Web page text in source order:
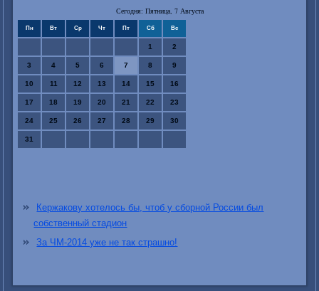
Сегодня: Пятница, 7 Августа
Пн Вт Ср Чт Пт Сб Вс
1 2
3 4 5 6 7 8 9
10 11 12 13 14 15 16
17 18 19 20 21 22 23
24 25 26 27 28 29 30
31
Кержакову хотелось бы, чтоб у сборной России был
собственный стадион
За ЧМ-2014 уже не так страшно!